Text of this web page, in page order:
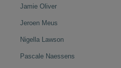
Jamie Oliver
Jeroen Meus
Nigella Lawson
Pascale Naessens